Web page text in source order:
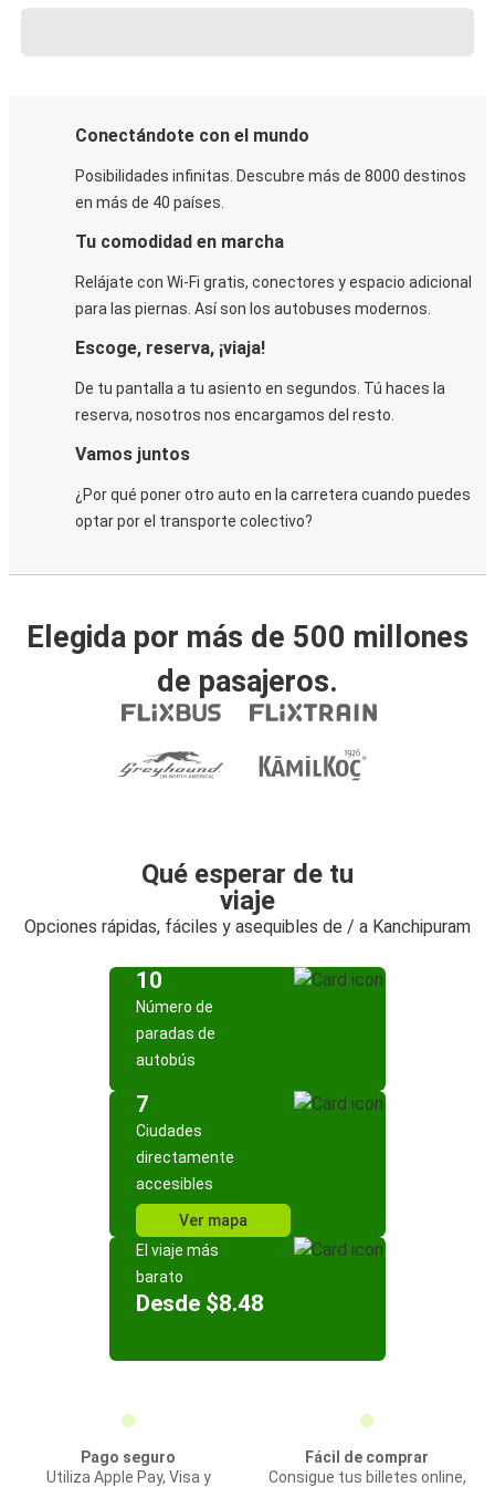
Conectándote con el mundo
Posibilidades infinitas. Descubre más de 8000 destinos
en más de 40 países.
Tu comodidad en marcha
Relájate con Wi-Fi gratis, conectores y espacio adicional
para las piernas. Así son los autobuses modernos.
Escoge, reserva, ¡viaja!
De tu pantalla a tu asiento en segundos. Tú haces la
reserva, nosotros nos encargamos del resto.
Vamos juntos
¿Por qué poner otro auto en la carretera cuando puedes
optar por el transporte colectivo?
Elegida por más de 500 millones
de pasajeros.
Qué esperar de tu
viaje
Opciones rápidas, fáciles y asequibles de / a Kanchipuram
10
Número de
paradas de
autobús
7
Ciudades
directamente
accesibles
Ver mapa
El viaje más
barato
Desde $8.48
Pago seguro
Utiliza Apple Pay, Visa y
Fácil de comprar
Consigue tus billetes online,